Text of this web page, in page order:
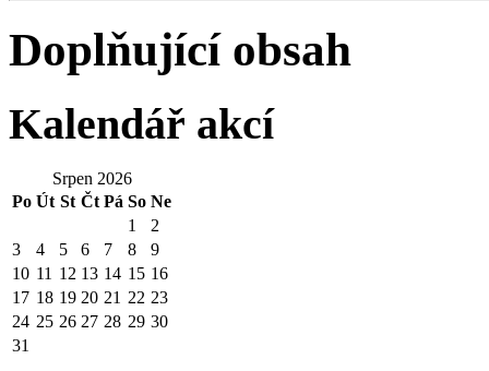
Doplňující obsah
Kalendář akcí
Srpen 2026
Po Út St Čt Pá So Ne
1
2
3
4 5 6 7 8
9
10 11 12 13 14 15 16
17 18 19 20 21 22 23
24 25 26 27 28 29 30
31